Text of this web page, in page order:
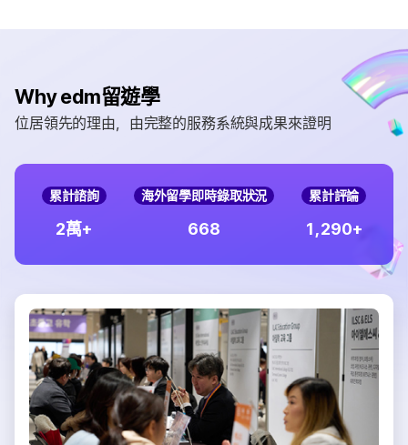
Why edm留遊學
位居領先的理由，由完整的服務系統與成果來證明
累計諮詢
2萬+
海外留學即時錄取狀況
668
累計評論
1 290+